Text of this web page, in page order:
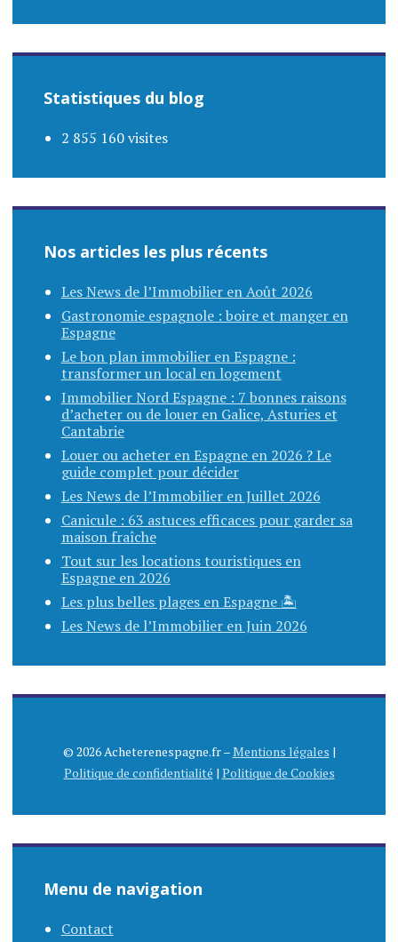
Statistiques du blog
2 855 160 visites
Nos articles les plus récents
Les News de l’Immobilier en Août 2026
Gastronomie espagnole : boire et manger en
Espagne
Le bon plan immobilier en Espagne :
transformer un local en logement
Immobilier Nord Espagne : 7 bonnes raisons
d’acheter ou de louer en Galice, Asturies et
Cantabrie
Louer ou acheter en Espagne en 2026 ? Le
guide complet pour décider
Les News de l’Immobilier en Juillet 2026
Canicule : 63 astuces efficaces pour garder sa
maison fraîche
Tout sur les locations touristiques en
Espagne en 2026
Les plus belles plages en Espagne 🏝️
Les News de l’Immobilier en Juin 2026
© 2026 Acheterenespagne.fr –Mentions légales |
Politique de confidentialité | Politique de Cookies
Menu de navigation
Contact